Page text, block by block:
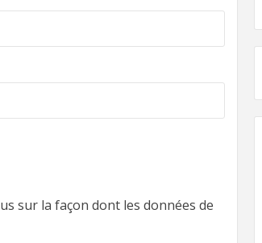
sur la façon dont les données de